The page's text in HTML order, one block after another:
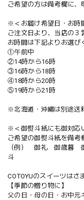
ご希望の方は備考欄に、
※＜お届け希望日・お時
ご注文日より、当店の３
お時間は下記よりお選び
①午前中
②14時から16時
③16時から18時
④18時から20時
⑤19時から21時
※北海道・沖縄は別途送
※＜御熨斗紙にも御対応
ご希望の御熨斗紙を備考
（例） 御礼 御歳暮
斗
COTOYUのスイーツは
【季節の贈り物に】
父の日・母の日・お中元